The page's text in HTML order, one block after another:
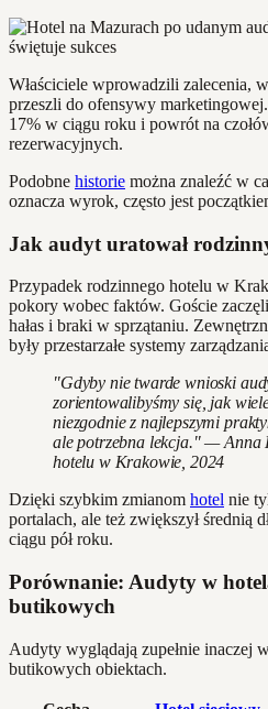
Właściciele wprowadzili zalecenia,
przeszli do ofensywy
17% w ciągu roku i powrót na
rezerwacyjnych.
Podobne historie można znaleźć w
oznacza wyrok, często jest
Jak audyt uratował
Przypadek rodzinnego hotelu w
pokory wobec faktów. Goście
hałas i braki w sprzątaniu.
były przestarzałe systemy
"Gdyby nie twarde wnioski
zorientowalibyśmy się, jak
niezgodnie z najlepszymi
ale potrzebna lekcja." — Anna
hotelu w Krakowie, 2024
Dzięki szybkim zmianom hotel nie
portalach, ale też zwiększył średnią
ciągu pół roku.
Porównanie: Audyty w
butikowych
Audyty wyglądają zupełnie inaczej
butikowych obiektach.